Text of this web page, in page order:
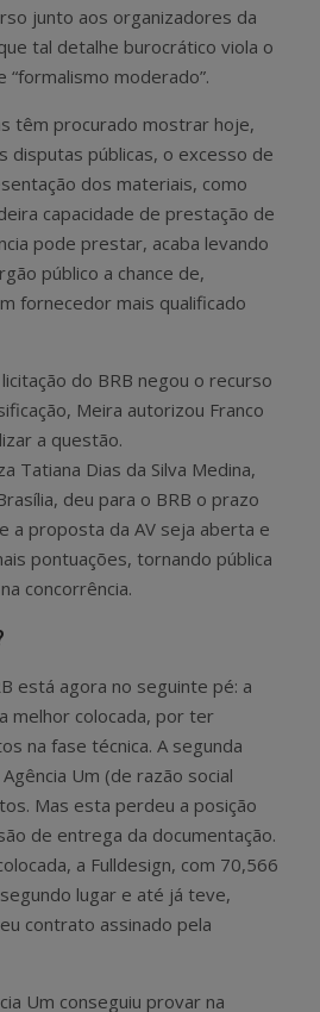
junto aos organizadores da
tal detalhe burocrático viola o
“formalismo moderado”.
têm procurado mostrar hoje,
disputas públicas, o excesso de
dos materiais, como
capacidade de prestação de
pode prestar, acaba levando
público a chance de,
fornecedor mais qualificado
do BRB negou o recurso
Meira autorizou Franco
a questão.
Tatiana Dias da Silva Medina,
deu para o BRB o prazo
a proposta da AV seja aberta e
pontuações, tornando pública
concorrência.
está agora no seguinte pé: a
melhor colocada, por ter
na fase técnica. A segunda
Um (de razão social
Mas esta perdeu a posição
de entrega da documentação.
a Fulldesign, com 70,566
lugar e até já teve,
contrato assinado pela
Um conseguiu provar na